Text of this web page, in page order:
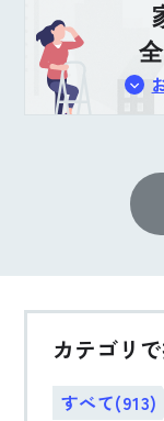
カテゴリ
すべて(913)